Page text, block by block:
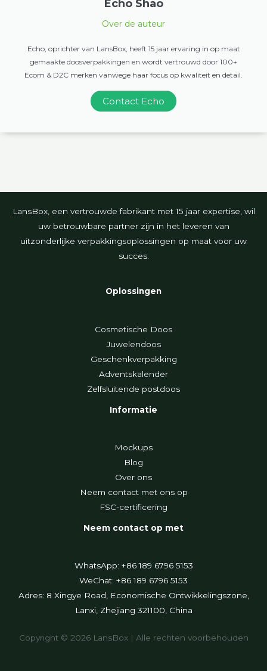
Echo Shao
Over de auteur
Echo, oprichter van LansBox, heeft 15 jaar ervaring in op maat
gemaakte doosverpakkingen en wordt vertrouwd door 100+
Ecom & D2C merken vanwege haar focus op kwaliteit en detail.
Contact Echo
LansBox, een vertrouwde fabrikant met 15 jaar expertise, wil
uw betrouwbare partner zijn in het leveren van
uitzonderlijke verpakkingsoplossingen op maat voor uw
succes.
Oplossingen
Cosmetische Doos
Juwelendoos
Geschenkverpakking
Adventskalender
Zelfsluitende postdoos
Informatie
Mockups
Blog
Over ons
Neem contact met ons op
FSC-certificering
Neem contact op met
WhatsApp: +86 189 6796 5153
WeChat: +86 189 6796 5153
Adres: 8 Xingye Road, Economische Ontwikkelingszone,
Lanxi, Zhejiang 321100, China
Copyright © 2026 LansBox | Alle rechten voorbehouden